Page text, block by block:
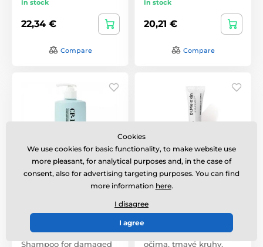
In stock
22,34 €
Compare
In stock
20,21 €
Compare
CP-1 Aquaxyl Complex
Shampoo for damaged
Dr. MELAXIN Eyephalt
(10 ml)
Intenzivní oční krém
zaměřený na váčky pod
očima, tmavé kruhy,
Cookies
We use cookies for basic functionality, to make website use
more pleasant, for analytical purposes and, in the case of
consent, also for advertising targeting purposes. You can find
more information here.
I disagree
I agree